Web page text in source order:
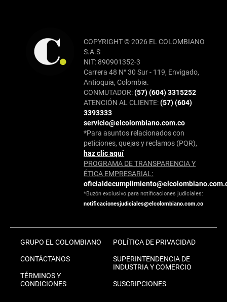
COPYRIGHT © 2026 EL COLOMBIANO
S.A.S
NIT: 890901352-3
Carrera 48 N° 30 Sur - 119, Envigado,
Antioquia, Colombia.
CONMUTADOR:(57) (604) 3315252
ATENCIÓN AL CLIENTE:(57) (604)
3393333
servicio@elcolombiano.com.co
*Para asuntos relacionados con
peticiones, quejas y reclamos (PQR),
haz clic aquí
PROGRAMA DE TRANSPARENCIA Y
ÉTICA EMPRESARIAL:
*Buzón exclusivo para notificaciones judiciales:
notificacionesjudiciales@elcolombiano.com.co
GRUPO EL COLOMBIANO
CONTÁCTANOS
TÉRMINOS Y
CONDICIONES
POLÍTICA DE PRIVACIDAD
SUPERINTENDENCIA DE
INDUSTRIA Y COMERCIO
SUSCRIPCIONES